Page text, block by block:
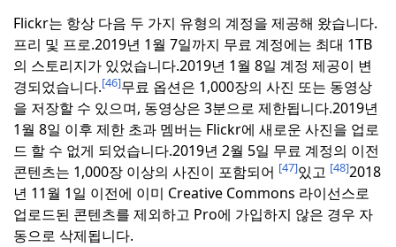
Flickr는 항상 다음 두 가지 유형의 계정을 제공해 왔습니다.
프리 및 프로.2019년 1월 7일까지 무료 계정에는 최대 1TB
의 스토리지가 있었습니다.2019년 1월 8일 계정 제공이 변
경되었습니다.[46]무료 옵션은 1,000장의 사진 또는 동영상
을 저장할 수 있으며, 동영상은 3분으로 제한됩니다.2019년
1월 8일 이후 제한 초과 멤버는 Flickr에 새로운 사진을 업로
드 할 수 없게 되었습니다.2019년 2월 5일 무료 계정의 이전
콘텐츠는 1,000장 이상의 사진이 포함되어 [47]있고 [48]2018
년 11월 1일 이전에 이미 Creative Commons 라이선스로
업로드된 콘텐츠를 제외하고 Pro에 가입하지 않은 경우 자
동으로 삭제됩니다.